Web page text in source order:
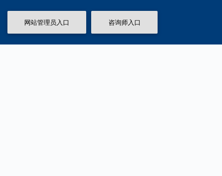
网站管理员入口 咨询师入口